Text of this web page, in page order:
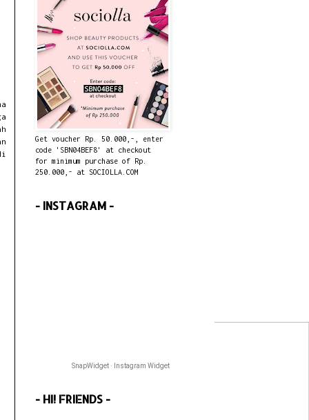
Get voucher Rp. 50.000,-, enter
code 'SBN04BEF8' at checkout
for minimum purchase of Rp.
250.000,- at SOCIOLLA.COM
- INSTAGRAM -
SnapWidget · Instagram Widget
- HI! FRIENDS -